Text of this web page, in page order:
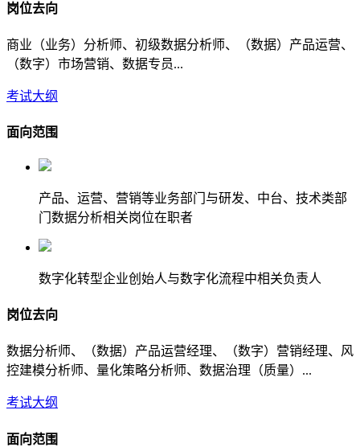
岗位去向
商业（业务）分析师、初级数据分析师、（数据）产品运营、
（数字）市场营销、数据专员...
考试大纲
面向范围
产品、运营、营销等业务部门与研发、中台、技术类部
门数据分析相关岗位在职者
数字化转型企业创始人与数字化流程中相关负责人
岗位去向
数据分析师、（数据）产品运营经理、（数字）营销经理、风
控建模分析师、量化策略分析师、数据治理（质量）...
考试大纲
面向范围